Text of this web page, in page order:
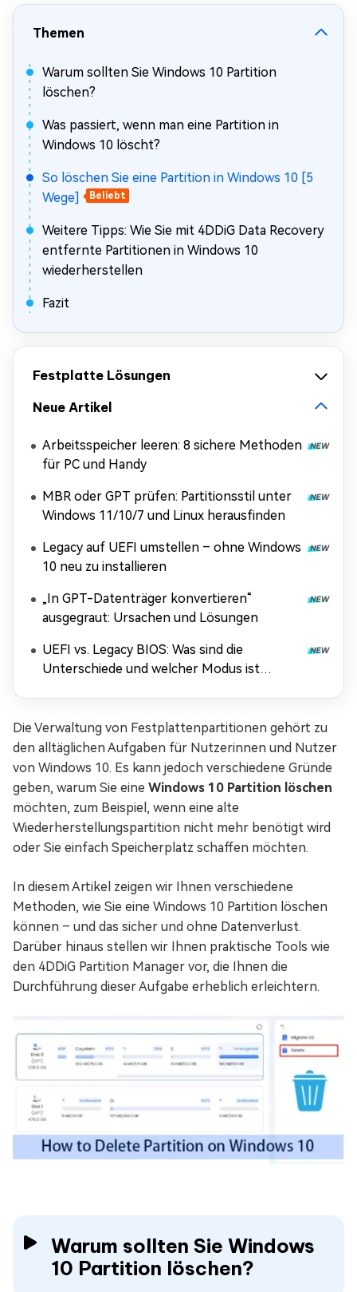
Themen
Warum sollten Sie Windows 10 Partition
löschen?
Was passiert, wenn man eine Partition in
Windows 10 löscht?
So löschen Sie eine Partition in Windows 10 [5
Wege]
Beliebt
Weitere Tipps: Wie Sie mit 4DDiG Data Recovery
entfernte Partitionen in Windows 10
wiederherstellen
Fazit
Festplatte Lösungen
Neue Artikel
Arbeitsspeicher leeren: 8 sichere Methoden
für PC und Handy
MBR oder GPT prüfen: Partitionsstil unter
Windows 11/10/7 und Linux herausfinden
Legacy auf UEFI umstellen – ohne Windows
10 neu zu installieren
„In GPT-Datenträger konvertieren“
ausgegraut: Ursachen und Lösungen
UEFI vs. Legacy BIOS: Was sind die
Unterschiede und welcher Modus ist
Die Verwaltung von Festplattenpartitionen gehört zu
den alltäglichen Aufgaben für Nutzerinnen und Nutzer
von Windows 10. Es kann jedoch verschiedene Gründe
geben, warum Sie eine Windows 10 Partition löschen
möchten, zum Beispiel, wenn eine alte
Wiederherstellungspartition nicht mehr benötigt wird
oder Sie einfach Speicherplatz schaffen möchten.
In diesem Artikel zeigen wir Ihnen verschiedene
Methoden, wie Sie eine Windows 10 Partition löschen
können – und das sicher und ohne Datenverlust.
Darüber hinaus stellen wir Ihnen praktische Tools wie
den 4DDiG Partition Manager vor, die Ihnen die
Durchführung dieser Aufgabe erheblich erleichtern.
Warum sollten Sie Windows
10 Partition löschen?